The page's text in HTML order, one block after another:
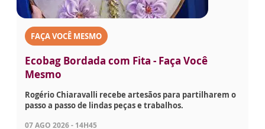
FAÇA VOCÊ MESMO
Ecobag Bordada com Fita - Faça Você
Mesmo
Rogério Chiaravalli recebe artesãos para partilharem o
passo a passo de lindas peças e trabalhos.
07 AGO 2026 - 14H45